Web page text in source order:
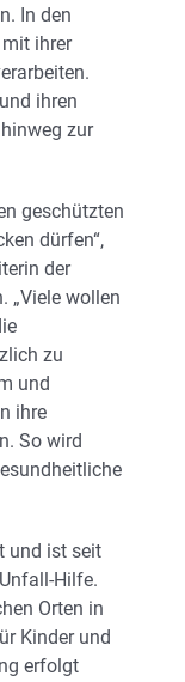
In den
ihrer
ihren
zur
geschützten
dürfen“,
der
„Viele wollen
zu
und
ihre
So wird
und ist seit
Hilfe.
Orten in
Kinder und
erfolgt